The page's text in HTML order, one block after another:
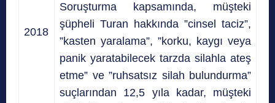
2018
Soruşturma kapsamında, müşteki
şüpheli Turan hakkında ”cinsel taciz”,
”kasten yaralama”, ”korku, kaygı veya
panik yaratabilecek tarzda silahla ateş
etme” ve ”ruhsatsız silah bulundurma”
suçlarından 12,5 yıla kadar, müşteki